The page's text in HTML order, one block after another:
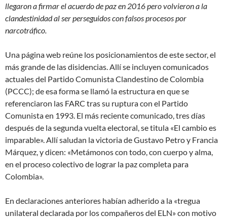
llegaron a firmar el acuerdo de paz en 2016 pero volvieron a la
clandestinidad al ser perseguidos con falsos procesos por
narcotráfico.
Una página web reúne los posicionamientos de este sector, el
más grande de las disidencias. Allí se incluyen comunicados
actuales del Partido Comunista Clandestino de Colombia
(PCCC); de esa forma se llamó la estructura en que se
referenciaron las FARC tras su ruptura con el Partido
Comunista en 1993. El más reciente comunicado, tres días
después de la segunda vuelta electoral, se titula «El cambio es
imparable». Allí saludan la victoria de Gustavo Petro y Francia
Márquez, y dicen: «Metámonos con todo, con cuerpo y alma,
en el proceso colectivo de lograr la paz completa para
Colombia».
En declaraciones anteriores habían adherido a la «tregua
unilateral declarada por los compañeros del ELN» con motivo